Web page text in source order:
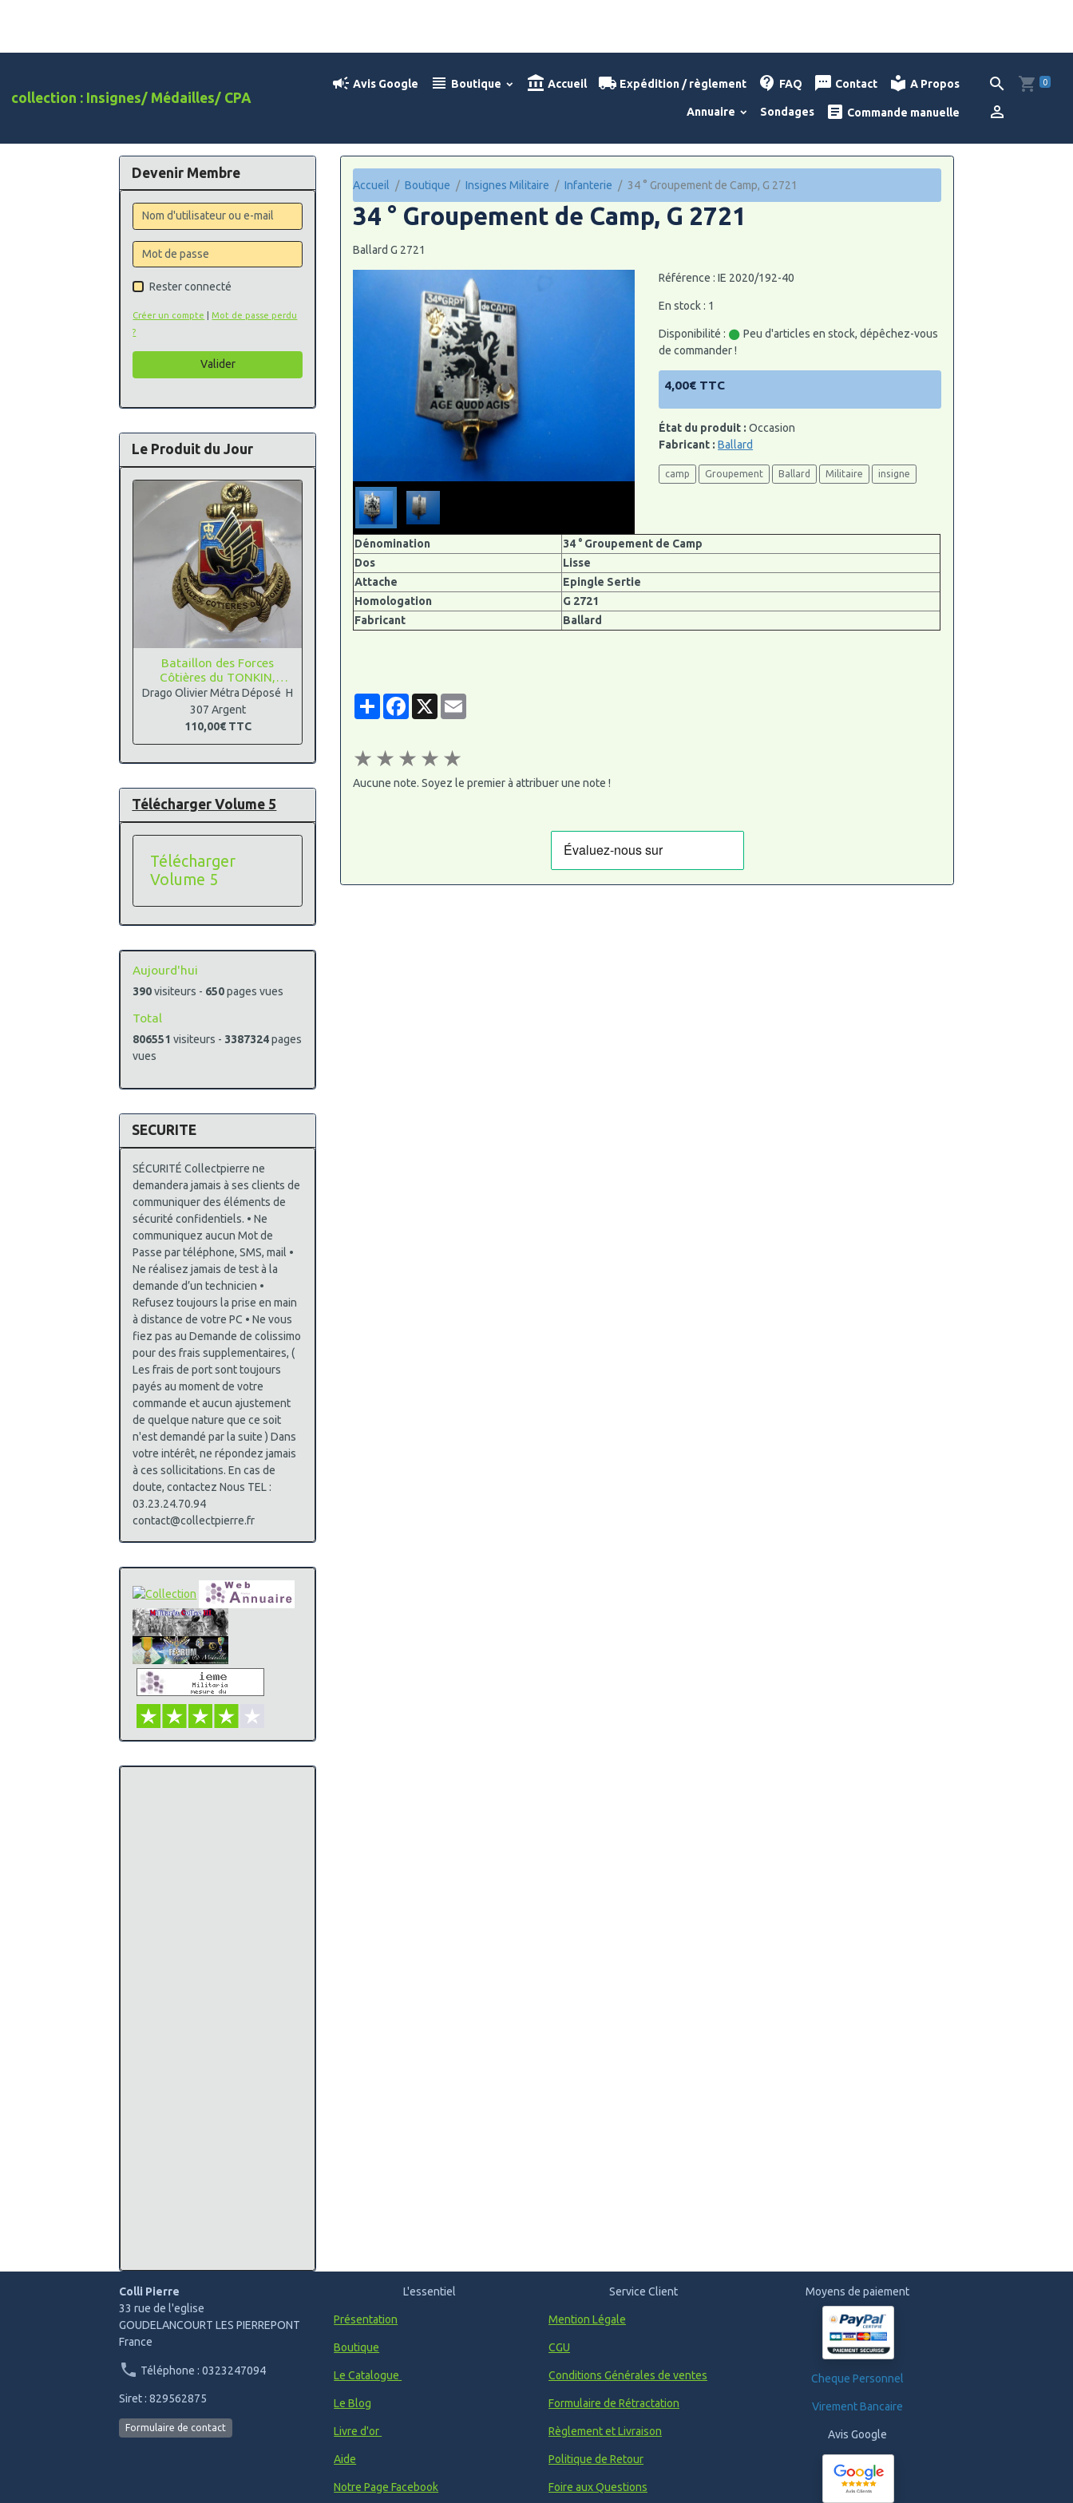
collection : Insignes/ Médailles/ CPA
Avis Google Boutique Accueil Expédition / règlement FAQ Contact A Propos
Annuaire Sondages Commande manuelle
0
Accueil Boutique Insignes Militaire Infanterie 34 ° Groupement de Camp, G 2721
34 ° Groupement de Camp, G 2721
Ballard G 2721
Référence : IE 2020/192-40
En stock : 1
Disponibilité :
Peu d'articles en stock, dépêchez-vous
de commander !
4,00€ TTC
État du produit : Occasion
Fabricant : Ballard
camp Groupement Ballard Militaire insigne
Dénomination
34 ° Groupement de Camp
Dos
Lisse
Attache
Epingle Sertie
Homologation
G 2721
Fabricant
Ballard
PartagerFacebook
X Email
★ ★ ★ ★ ★
Aucune note. Soyez le premier à attribuer une note !
Devenir Membre
Rester connecté
Créer un compte
Mot de passe perdu
?
Valider
Le Produit du Jour
Bataillon des Forces
Côtières du TONKIN,
Argent
Drago Olivier Métra Déposé H
307 Argent
110,00€ TTC
Télécharger Volume 5
Télécharger
Volume 5
Aujourd'hui
390visiteurs - 650pages vues
Total
806551 visiteurs - 3387324pages
vues
SECURITE
SÉCURITÉ Collectpierre ne
demandera jamais à ses clients de
communiquer des éléments de
sécurité confidentiels. • Ne
communiquez aucun Mot de
Passe par téléphone, SMS, mail •
Ne réalisez jamais de test à la
demande d’un technicien •
Refusez toujours la prise en main
à distance de votre PC • Ne vous
fiez pas au Demande de colissimo
pour des frais supplementaires, (
Les frais de port sont toujours
payés au moment de votre
commande et aucun ajustement
de quelque nature que ce soit
n'est demandé par la suite ) Dans
votre intérêt, ne répondez jamais
à ces sollicitations. En cas de
doute, contactez Nous TEL :
03.23.24.70.94
contact@collectpierre.fr
Colli Pierre
33 rue de l'eglise
GOUDELANCOURT LES PIERREPONT
France
Téléphone : 0323247094
Siret : 829562875
Formulaire de contact
L'essentiel
Présentation
Boutique
Le Catalogue
Le Blog
Livre d'or
Aide
Notre Page Facebook
Service Client
Mention Légale
CGU
Conditions Générales de ventes
Formulaire de Rétractation
Règlement et Livraison
Politique de Retour
Foire aux Questions
Moyens de paiement
Cheque Personnel
Virement Bancaire
Avis Google